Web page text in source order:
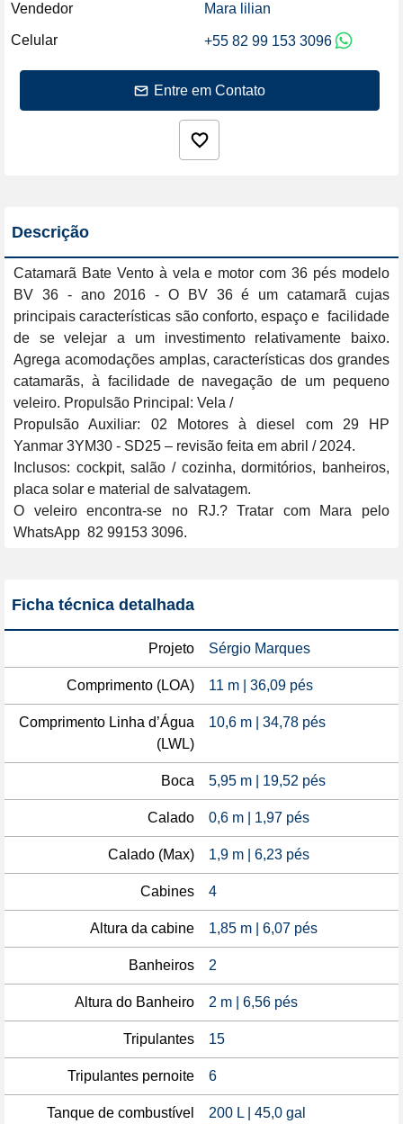
Vendedor Mara lilian
Celular +55 82 99 153 3096
Entre em Contato
Descrição
Catamarã Bate Vento à vela e motor com 36 pés modelo
BV 36 - ano 2016 - O BV 36 é um catamarã cujas
principais características são conforto, espaço e  facilidade
de se velejar a um investimento relativamente baixo.
Agrega acomodações amplas, características dos grandes
catamarãs, à facilidade de navegação de um pequeno
veleiro. Propulsão Principal: Vela /
Propulsão Auxiliar: 02 Motores à diesel com 29 HP
Yanmar 3YM30 - SD25 – revisão feita em abril / 2024.
Inclusos: cockpit, salão / cozinha, dormitórios, banheiros,
placa solar e material de salvatagem.
O veleiro encontra-se no RJ.? Tratar com Mara pelo
WhatsApp  82 99153 3096.
Ficha técnica detalhada
Projeto Sérgio Marques
Comprimento (LOA) 11 m | 36,09 pés
Comprimento Linha d’Água
(LWL)
10,6 m | 34,78 pés
Boca 5,95 m | 19,52 pés
Calado 0,6 m | 1,97 pés
Calado (Max) 1,9 m | 6,23 pés
Cabines 4
Altura da cabine 1,85 m | 6,07 pés
Banheiros 2
Altura do Banheiro 2 m | 6,56 pés
Tripulantes 15
Tripulantes pernoite 6
Tanque de combustível 200 L | 45,0 gal